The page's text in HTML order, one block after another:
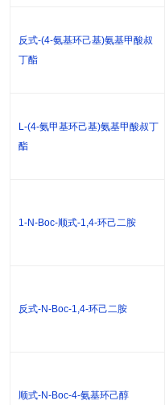
反式-(4-氨基环己基)氨基甲酸叔
丁酯
L-(4-氨甲基环己基)氨基甲酸叔丁
酯
1-N-Boc-顺式-1,4-环己二胺
反式-N-Boc-1,4-环己二胺
顺式-N-Boc-4-氨基环己醇